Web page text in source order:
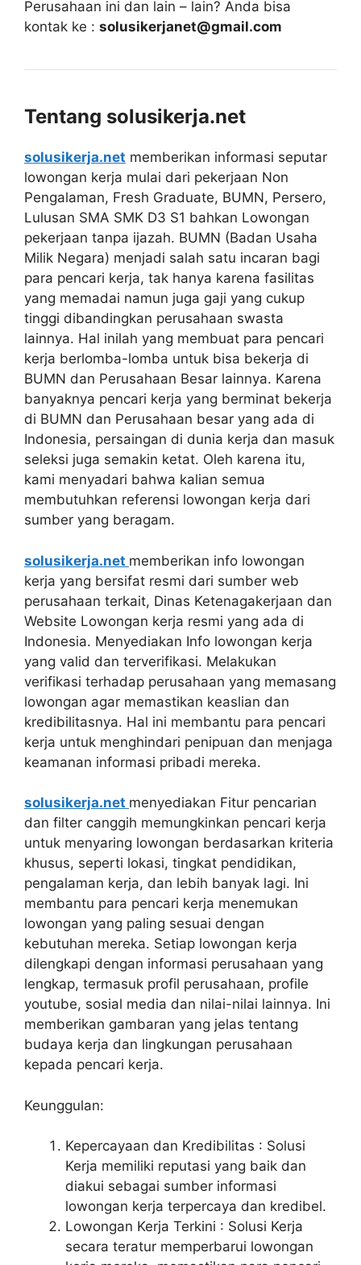
Perusahaan ini dan lain – lain? Anda bisa
kontak ke : solusikerjanet@gmail.com
Tentang solusikerja.net
solusikerja.net memberikan informasi seputar
lowongan kerja mulai dari pekerjaan Non
Pengalaman, Fresh Graduate, BUMN, Persero,
Lulusan SMA SMK D3 S1 bahkan Lowongan
pekerjaan tanpa ijazah. BUMN (Badan Usaha
Milik Negara) menjadi salah satu incaran bagi
para pencari kerja, tak hanya karena fasilitas
yang memadai namun juga gaji yang cukup
tinggi dibandingkan perusahaan swasta
lainnya. Hal inilah yang membuat para pencari
kerja berlomba-lomba untuk bisa bekerja di
BUMN dan Perusahaan Besar lainnya. Karena
banyaknya pencari kerja yang berminat bekerja
di BUMN dan Perusahaan besar yang ada di
Indonesia, persaingan di dunia kerja dan masuk
seleksi juga semakin ketat. Oleh karena itu,
kami menyadari bahwa kalian semua
membutuhkan referensi lowongan kerja dari
sumber yang beragam.
solusikerja.net memberikan info lowongan
kerja yang bersifat resmi dari sumber web
perusahaan terkait, Dinas Ketenagakerjaan dan
Website Lowongan kerja resmi yang ada di
Indonesia. Menyediakan Info lowongan kerja
yang valid dan terverifikasi. Melakukan
verifikasi terhadap perusahaan yang memasang
lowongan agar memastikan keaslian dan
kredibilitasnya. Hal ini membantu para pencari
kerja untuk menghindari penipuan dan menjaga
keamanan informasi pribadi mereka.
solusikerja.net menyediakan Fitur pencarian
dan filter canggih memungkinkan pencari kerja
untuk menyaring lowongan berdasarkan kriteria
khusus, seperti lokasi, tingkat pendidikan,
pengalaman kerja, dan lebih banyak lagi. Ini
membantu para pencari kerja menemukan
lowongan yang paling sesuai dengan
kebutuhan mereka. Setiap lowongan kerja
dilengkapi dengan informasi perusahaan yang
lengkap, termasuk profil perusahaan, profile
youtube, sosial media dan nilai-nilai lainnya. Ini
memberikan gambaran yang jelas tentang
budaya kerja dan lingkungan perusahaan
kepada pencari kerja.
Keunggulan:
Kepercayaan dan Kredibilitas : Solusi
Kerja memiliki reputasi yang baik dan
diakui sebagai sumber informasi
lowongan kerja terpercaya dan kredibel.
Lowongan Kerja Terkini : Solusi Kerja
secara teratur memperbarui lowongan